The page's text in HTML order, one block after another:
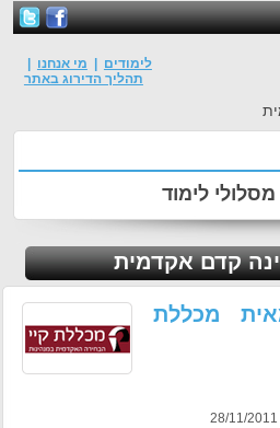
לימודים מי אנחנו
תהליך הדירוג באתר
מסלולי לימוד
קדם אקדמית
מכללת